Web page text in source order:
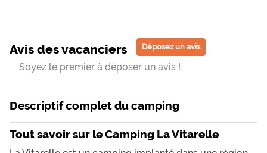
Avis des vacanciers Déposez un avis
Soyez le premier à déposer un avis !
Descriptif complet du camping
Tout savoir sur le Camping La Vitarelle